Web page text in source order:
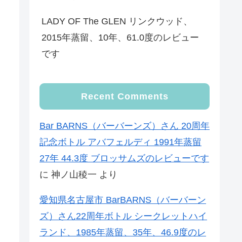
LADY OF The GLEN リンクウッド、
2015年蒸留、10年、61.0度のレビュー
です
Recent Comments
Bar BARNS（バーバーンズ）さん 20周年
記念ボトル アバフェルディ 1991年蒸留
27年 44.3度 ブロッサムズのレビューです
に 神ノ山稜一 より
愛知県名古屋市 BarBARNS（バーバーン
ズ）さん22周年ボトル シークレットハイ
ランド、1985年蒸留、35年、46.9度のレ